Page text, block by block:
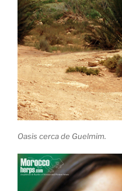
Oasis cerca de Guelmim.